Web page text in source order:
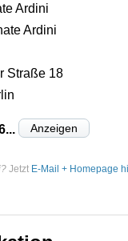
Ardini
Ardini
Straße 18
Anzeigen
Jetzt E-Mail + Homepage